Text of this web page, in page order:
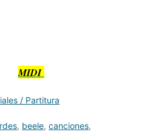
MIDI
/ Partitura
, beele, canciones,